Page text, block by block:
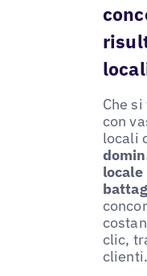
Che
con
locali
clic,
clienti.